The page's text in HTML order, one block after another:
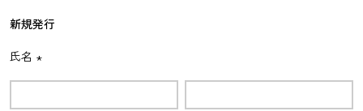
新規発行
氏名
(必